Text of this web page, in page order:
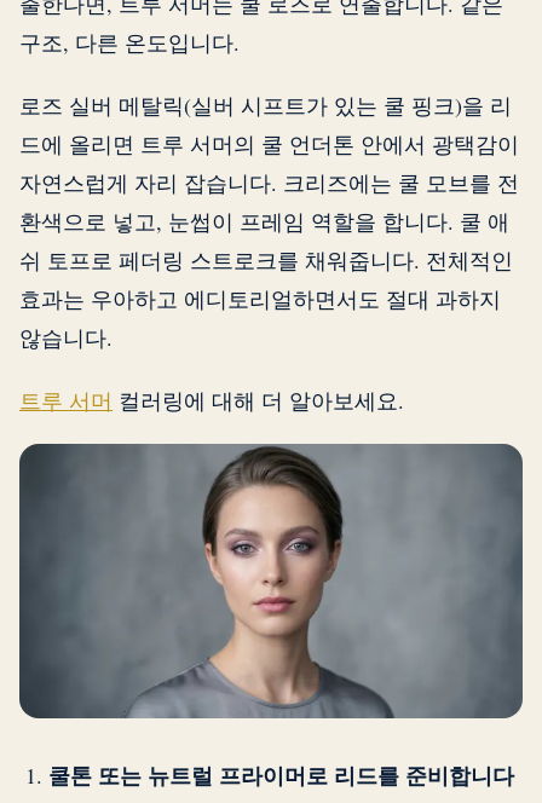
구조, 다른 온도입니다.
로즈 실버 메탈릭(실버 시프트가 있는 쿨 핑크)을 리
드에 올리면 트루 서머의 쿨 언더톤 안에서 광택감이
자연스럽게 자리 잡습니다. 크리즈에는 쿨 모브를 전
환색으로 넣고, 눈썹이 프레임 역할을 합니다. 쿨 애
쉬 토프로 페더링 스트로크를 채워줍니다. 전체적인
효과는 우아하고 에디토리얼하면서도 절대 과하지
않습니다.
트루 서머 컬러링에 대해 더 알아보세요.
쿨톤 또는 뉴트럴 프라이머로 리드를 준비합니다